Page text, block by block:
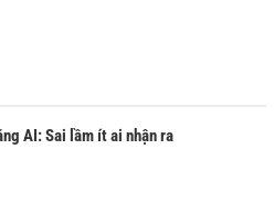
AI: Sai lầm ít ai nhận ra